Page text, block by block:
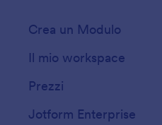
Crea un Modulo
Il mio workspace
Prezzi
Jotform Enterprise